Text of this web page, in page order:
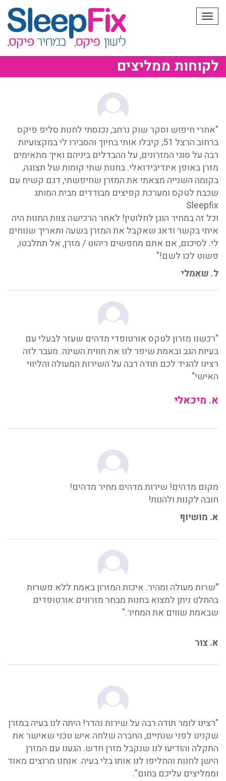
תפריט
לקוחות ממליצים
"אחרי חיפוש וסקר שוק נרחב, נכנסתי לחנות סליפ פיקס
ברחוב הרצל 51, קיבלו אותי בחיוך והסבירו לי במקצועיות
רבה על סוגי המזרונים, על ההבדלים ביניהם ואיך מתאימים
מזרן באופן אינדיבידואלי. בחנות שתי קומות של תצוגה,
בקומה השנייה מצאתי את המזרן שחיפשתי, דגם קשיח עם
שכבת לטקס ומערכת קפיצים מבודדים מבית המותג
Sleepfix
וכל זה במחיר הוגן לחלוטין! לאחר הרכישה צוות החנות היה
איתי בקשר ודאג שאקבל את המזרן בשעה ותאריך שנוחים
לי. לסיכום, אם אתם מחפשים ריהוט / מזרן, אל תתלבטו,
פשוט לכו לשם!"
ל. שאמלי
"רכשנו מזרון לטקס אורטופדי מדהים שעזר לבעלי עם
בעיות הגב ובאמת שיפר לנו את חווית השינה. מעבר לזה
רצינו להגיד לכם תודה רבה על השירות המעולה והליווי
האישי"
א. מיכאלי
מקום מדהים! שירות מדהים מחיר מדהים!
חובה לקנות ולהנות!
א. מושיוף
"שרות מעולה ומהיר. איכות המזרון באמת ללא פשרות
בהחלט ניתן למצוא בחנות מבחר מזרונים אורטופדים
שבאמת שווים את המחיר."
א. צור
"רצינו לומר תודה רבה על שירות נהדר! היתה לנו בעיה במזרן
שקנינו לפני שנתיים, החברה שלחה איש טכני שאישר את
התקלה והודיעו לנו שנקבל מזרן חדש. הגענו עם המזרן
הישן לחנות והחליפו לנו אותו בלי בעיה. אנחנו מרוצים מאוד
וממליצים עליכם בחום".